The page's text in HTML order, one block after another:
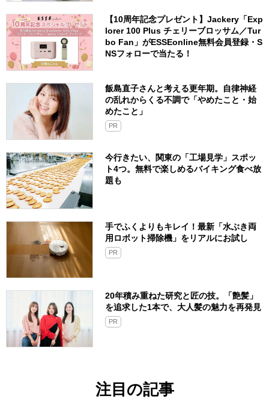
【10周年記念プレゼント】Jackery「Exp
lorer 100 Plus チェリーブロッサム／Tur
bo Fan」がESSEonline無料会員登録・S
NSフォローで当たる！
飯島直子さんと考える更年期。自律神経
の乱れからくる不調で「やめたこと・始
めたこと」
PR
今行きたい、関東の「工場見学」スポッ
ト4つ。無料で楽しめるバイキング食べ放
題も
手でふくよりもキレイ！最新「水ぶき両
用ロボット掃除機」をリアルにお試し
PR
20年積み重ねた研究と匠の技。「艶髪」
を追求した1本で、大人髪の魅力を再発見
PR
注目の記事